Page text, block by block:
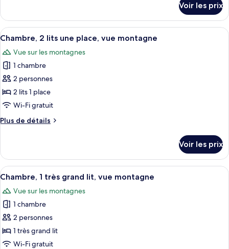
montagne
Chambre,
grand
lit,
vue
cour
intérieure
le
type
de
Chambre,
grand
lit,
vue
cour
intérieure
Voir les prix
Afficher
toutes
les
photos
pour
ce
type
chambre :
lits
une
place,
vue
montagne
Une chambre d’hôtel avec deux
3
Chambre, 2 lits une place, vue montagne
Vue sur les montagnes
1 chambre
2 personnes
2 lits 1 place
Wi-Fi gratuit
Plus de détails
Plus
le
type
de
Chambre,
2
lits
une
place,
vue
Voir les prix
Afficher
toutes
les
photos
pour
ce
type
Une chambre d’hôtel avec un lit
3
Chambre, 1 très grand lit, vue montagne
Vue sur les montagnes
1 chambre
2 personnes
1 très grand lit
Wi-Fi gratuit